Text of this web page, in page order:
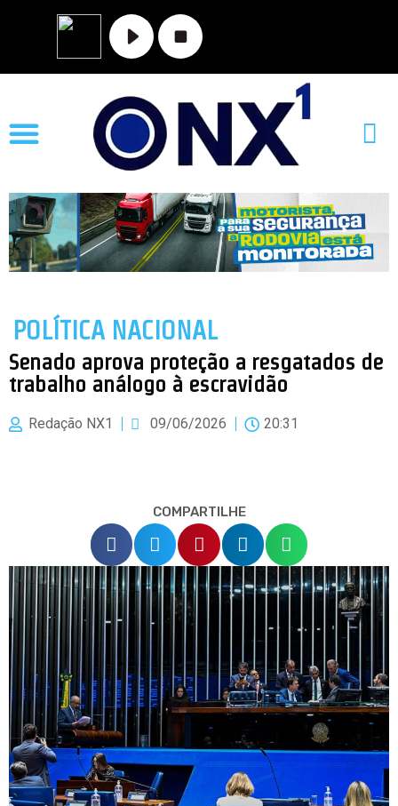
POLÍTICA NACIONAL
Senado aprova proteção a resgatados de
trabalho análogo à escravidão
Redação NX1 09/06/2026 20:31
COMPARTILHE